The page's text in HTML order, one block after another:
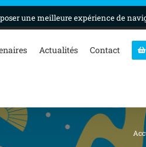
Actualités Contact
une meilleure expérience de